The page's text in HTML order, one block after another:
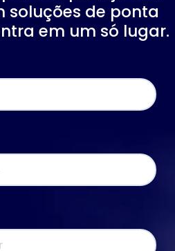
soluções de ponta
em um só lugar.